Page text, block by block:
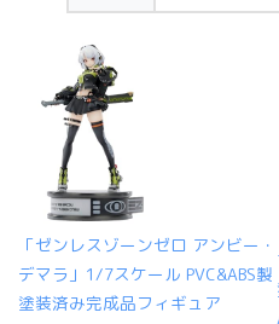
「ゼンレスゾーンゼロ アンビー・
デマラ」1/7スケール PVC&ABS製
塗装済み完成品フィギュア